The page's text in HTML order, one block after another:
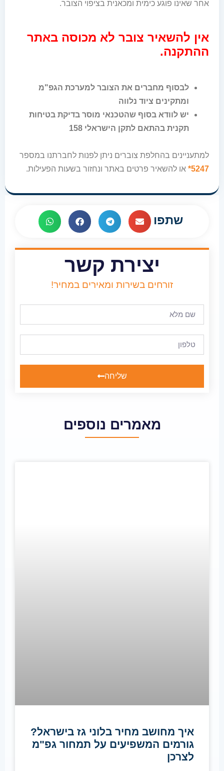
אחר שאינו פוגע כימית ומכאנית בציפוי הצובר.
אין להשאיר צובר לא מכוסה באתר
ההתקנה.
לבסוף מחברים את הצובר למערכת הגפ"מ
ומתקינים ציוד נלווה
יש לוודא בסוף שהטכנאי מוסר בדיקת בטיחות
תקנית בהתאם לתקן הישראלי 158
למתעניינים בהחלפת צוברים ניתן לפנות לחברתנו במספר
5247* או להשאיר פרטים באתר ונחזור בשעות הפעילות.
שתפו
יצירת קשר
זורחים בשירות ומאירים במחיר!
שליחה
מאמרים נוספים
איך מחושב מחיר בלוני גז בישראל?
גורמים המשפיעים על תמחור גפ"מ
לצרכן